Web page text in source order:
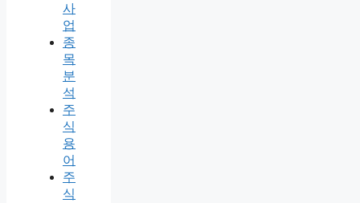
사
업
종
목
분
석
주
식
용
어
주
식